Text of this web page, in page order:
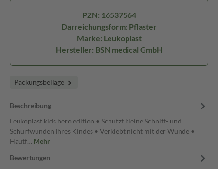
PZN: 16537564
Darreichungsform: Pflaster
Marke: Leukoplast
Hersteller: BSN medical GmbH
Packungsbeilage
Beschreibung
Leukoplast kids hero edition • Schützt kleine Schnitt- und
Schürfwunden Ihres Kindes • Verklebt nicht mit der Wunde •
Hautf… Mehr
Bewertungen